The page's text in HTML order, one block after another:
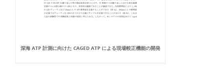
深海 ATP 計測に向けた CAGED ATP による現場較正機能の開発